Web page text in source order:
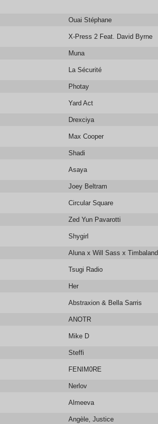
Ouai Stéphane
X-Press 2 Feat. David Byrne
Muna
La Sécurité
Photay
Yard Act
Drexciya
Max Cooper
Shadi
Asaya
Joey Beltram
Circular Square
Zed Yun Pavarotti
Shygirl
Aluna x Will Sass x Timbaland
Tsugi Radio
Her
Abstraxion & Bella Sarris
ANOTR
Mike D
Steffi
FENIM0RE
Nerlov
Almeeva
Angèle, Justice